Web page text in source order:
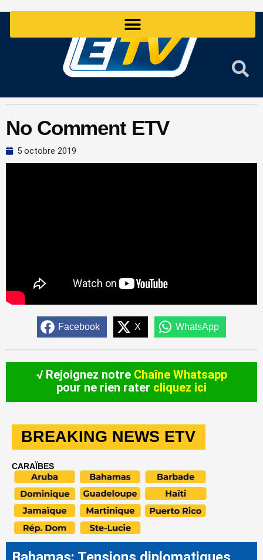
No Comment ETV
5 octobre 2019
Facebook X WhatsApp
√ Rejoignez notre Chaîne Whatsapp
pour ne rien rater cliquez ici
BREAKING NEWS ETV
CARAÏBES